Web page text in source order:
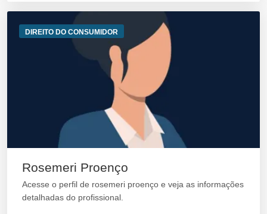
DIREITO DO CONSUMIDOR
Rosemeri Proenço
Acesse o perfil de rosemeri proenço e veja as informações
detalhadas do profissional.